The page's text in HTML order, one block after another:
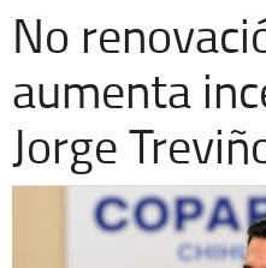
Cronos
Economía
Espectáculos
Deportes
No
aumenta
Jorge